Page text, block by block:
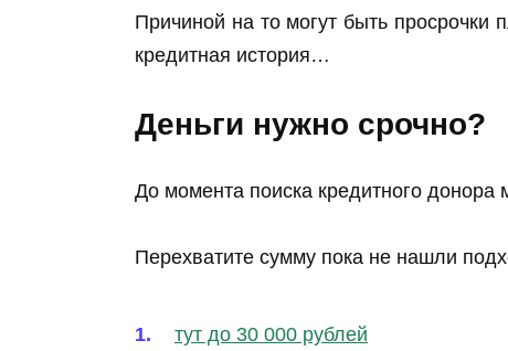
Причиной на то могут быть просрочки
кредитная история…
Деньги нужно срочно?
До момента поиска кредитного донора
Перехватите сумму пока не нашли
тут до 30 000 рублей